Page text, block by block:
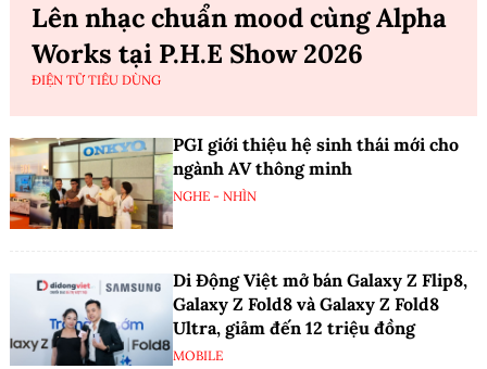
Lên nhạc chuẩn mood cùng Alpha
Works tại P.H.E Show 2026
ĐIỆN TỬ TIÊU DÙNG
PGI giới thiệu hệ sinh thái mới cho
ngành AV thông minh
NGHE - NHÌN
Di Động Việt mở bán Galaxy Z Flip8,
Galaxy Z Fold8 và Galaxy Z Fold8
Ultra, giảm đến 12 triệu đồng
MOBILE